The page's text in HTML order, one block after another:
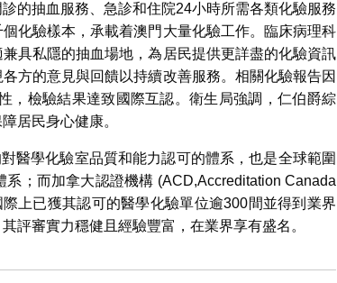
的抽血服務、急診和住院24小時所需各類化驗服務
化驗樣本，承載着澳門大量化驗工作。臨床病理科
具私隱的抽血場地，為居民提供更詳盡的化驗資訊
方的意見與回饋以持續改善服務。相關化驗報告因
，檢驗結果達致國際互認。衛生局強調，仁伯爵綜
居民身心健康。
醫學化驗室品質和能力認可的體系，也是全球範圍
；而加拿大認證機構 (ACD,Accreditation Canada
上已獲其認可的醫學化驗單位逾300間並得到業界
評審實力穩健且經驗豐富，在業界享有盛名。